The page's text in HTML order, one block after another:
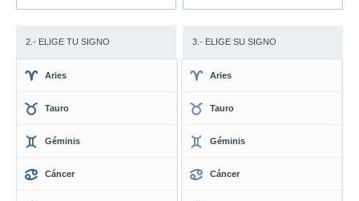
2.- ELIGE TU SIGNO 3.- ELIGE SU SIGNO
Aries
Tauro
Géminis
Cáncer
Aries
Tauro
Géminis
Cáncer